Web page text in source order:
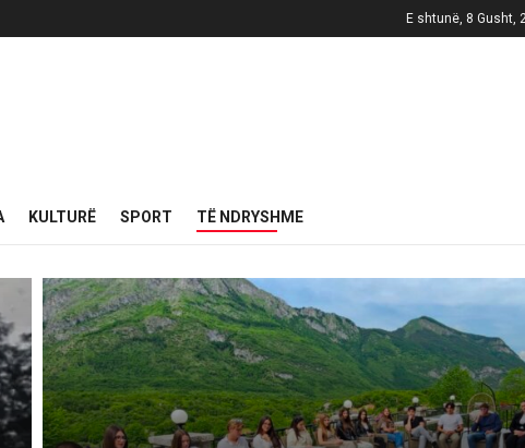
E shtunë, 8 Gusht,
KULTURË SPORT TË NDRYSHME